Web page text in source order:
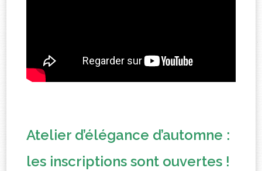
Atelier d’élégance d’automne :
les inscriptions sont ouvertes !